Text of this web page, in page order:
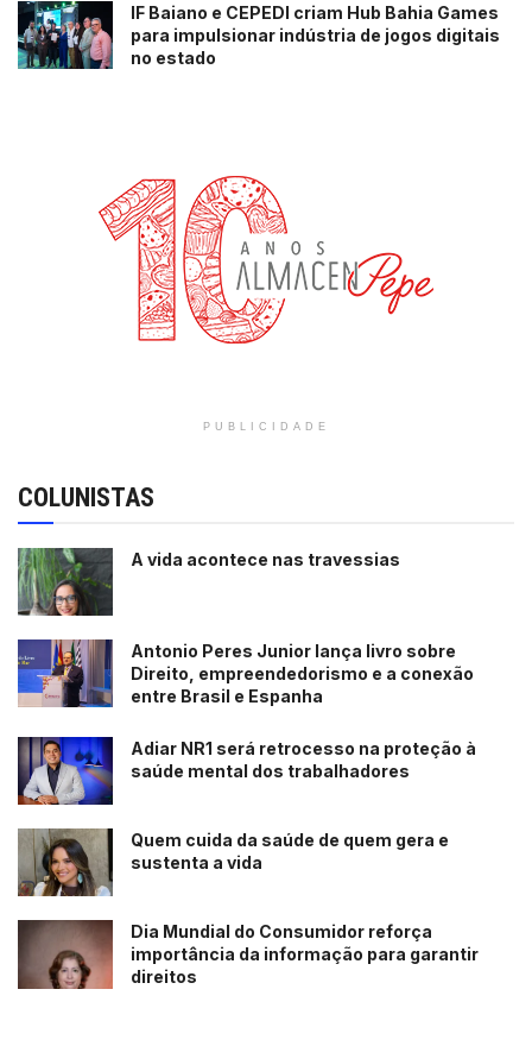
IF Baiano e CEPEDI criam Hub Bahia Games
para impulsionar indústria de jogos digitais
no estado
PUBLICIDADE
COLUNISTAS
A vida acontece nas travessias
Antonio Peres Junior lança livro sobre
Direito, empreendedorismo e a conexão
entre Brasil e Espanha
Adiar NR1 será retrocesso na proteção à
saúde mental dos trabalhadores
Quem cuida da saúde de quem gera e
sustenta a vida
Dia Mundial do Consumidor reforça
importância da informação para garantir
direitos